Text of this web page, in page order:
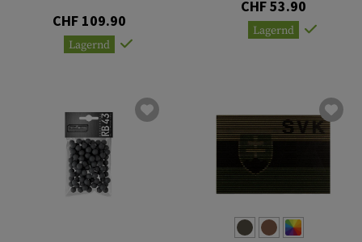
CHF 109.90
Lagernd
CHF 53.90
Lagernd